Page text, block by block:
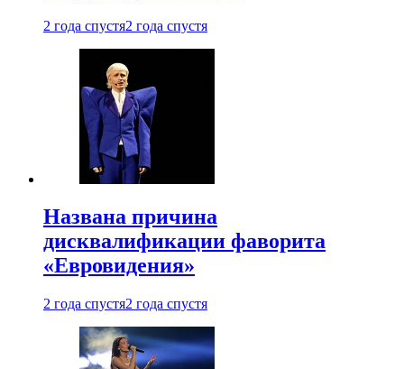
2 года спустя2 года спустя
Названа причина
дисквалификации фаворита
«Евровидения»
2 года спустя2 года спустя